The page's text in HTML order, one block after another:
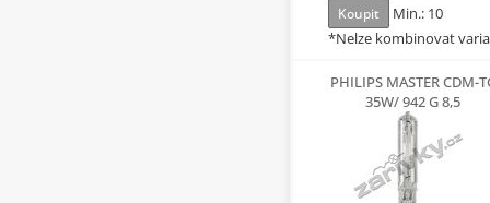
Koupit
Min.: 10
*Nelze kombinovat
PHILIPS MASTER CDM-
35W/ 942 G 8,5